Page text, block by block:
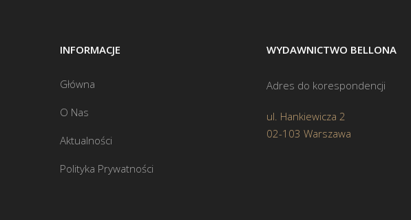
INFORMACJE
Główna
O Nas
Aktualności
Polityka Prywatności
WYDAWNICTWO BELLONA
Adres do korespondencji
ul. Hankiewicza 2
02-103 Warszawa